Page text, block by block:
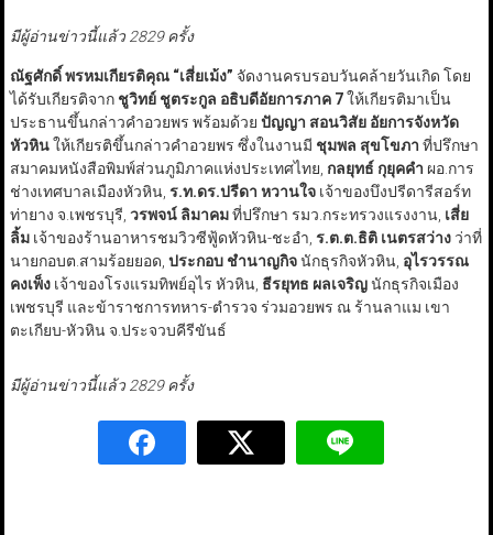
มีผู้อ่านข่าวนี้แล้ว 2829 ครั้ง
ณัฐศักดิ์ พรหมเกียรติคุณ “เสี่ยเม้ง” จัดงานครบรอบวันคล้ายวันเกิด โดย
ได้รับเกียรติจาก ชูวิทย์ ชูตระกูล อธิบดีอัยการภาค 7ให้เกียรติมาเป็น
ประธานขึ้นกล่าวคำอวยพร พร้อมด้วย ปัญญา สอนวิสัย อัยการจังหวัด
หัวหินให้เกียรติขึ้นกล่าวคำอวยพร ซึ่งในงานมี ชุมพล สุขโขภา ที่ปรึกษา
สมาคมหนังสือพิมพ์ส่วนภูมิภาคแห่งประเทศไทย, กลยุทธ์ กุยุคคำ ผอ.การ
ช่างเทศบาลเมืองหัวหิน, ร.ท.ดร.ปรีดา หวานใจเจ้าของบึงปรีดารีสอร์ท
ท่ายาง จ.เพชรบุรี, วรพจน์ ลิมาคมที่ปรึกษา รมว.กระทรวงแรงงาน, เสี่ย
ลิ้มเจ้าของร้านอาหารชมวิวซีฟู้ดหัวหิน-ชะอำ, ร.ต.ต.ธิติ เนตรสว่างว่าที่
นายกอบต.สามร้อยยอด, ประกอบ ชำนาญกิจนักธุรกิจหัวหิน, อุไรวรรณ
คงเพ็งเจ้าของโรงแรมทิพย์อุไร หัวหิน, ธีรยุทธ ผลเจริญนักธุรกิจเมือง
เพชรบุรี และข้าราชการทหาร-ตำรวจ ร่วมอวยพร ณ ร้านลาแม เขา
ตะเกียบ-หัวหิน จ.ประจวบคีรีขันธ์
มีผู้อ่านข่าวนี้แล้ว 2829 ครั้ง